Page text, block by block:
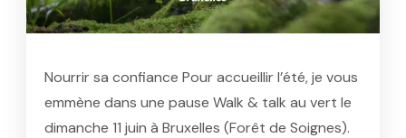
Nourrir sa confiance Pour accueillir l’été, je vous
emmène dans une pause Walk & talk au vert le
dimanche 11 juin à Bruxelles (Forêt de Soignes).